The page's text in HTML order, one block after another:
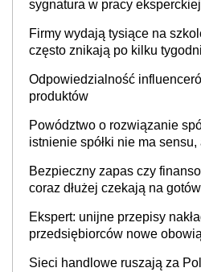
sygnatura w pracy
Firmy wydają tysiące na
często znikają po kilku
Odpowiedzialność
produktów
Powództwo o rozwiązanie
istnienie spółki nie ma
Bezpieczny zapas czy
coraz dłużej czekają na
Ekspert: unijne przepisy
przedsiębiorców nowe
Sieci handlowe ruszają za